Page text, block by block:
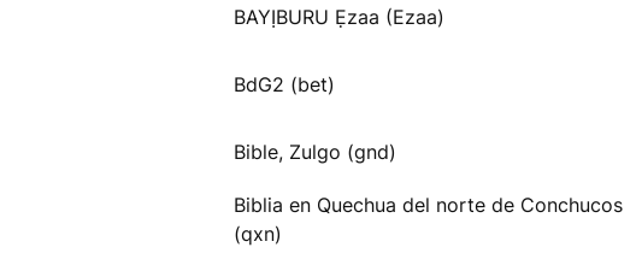
BAYỊBURU Ẹzaa (Ezaa)
BdG2 (bet)
Bible, Zulgo (gnd)
Biblia en Quechua del norte de Conchucos
(qxn)